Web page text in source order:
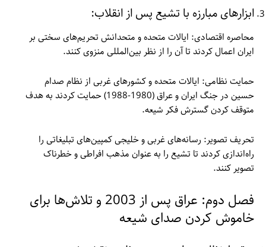
ابزارهای مبارزه با تشیع پس از انقلاب:
محاصره اقتصادی: ایالات متحده و متحدانش تحریم‌های سختی بر
ایران اعمال کردند تا آن را از نظر بین‌المللی منزوی کنند.
حمایت نظامی: ایالات متحده و کشورهای غربی از نظام صدام
حسین در جنگ ایران و عراق (1980-1988) حمایت کردند به هدف
متوقف کردن گسترش فکر شیعه.
تحریف تصویر: رسانه‌های غربی و خلیجی کمپین‌های تبلیغاتی را
راه‌اندازی کردند تا تشیع را به عنوان مذهب افراطی و خطرناک
تصویر کنند.
فصل دوم: عراق پس از 2003 و تلاش‌ها برای
خاموش کردن صدای شیعه